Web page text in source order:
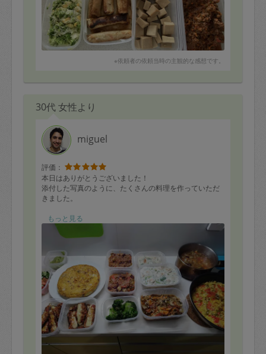
※依頼者の依頼当時の主観的な感想です。
30代 女性より
miguel
評価：
本日はありがとうございました！
添付した写真のように、たくさんの料理を作っていただ
きました。
早速、スペイン風オムレツ、豆と野菜のスープなどを頂
きましたが、とても美味しかったです。
ぜひ、またリピートしたいです！
Thank you very much for today!
As shown in the attached photo, you made a lot of
dishes for us.
We immediately enjoyed the Spanish omelette, bean
and vegetable soup, and other dishes. They were very
delicious.
We would definitely like to repeat this experience!
もっと見る